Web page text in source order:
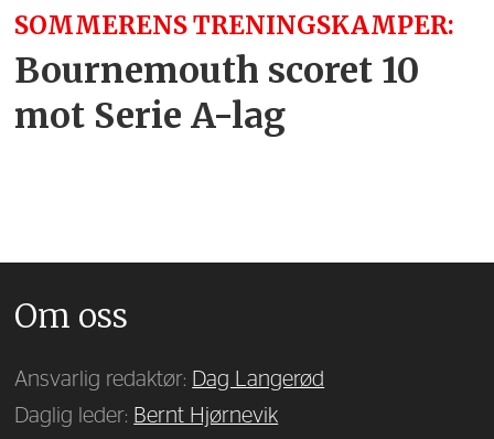
SOMMERENS TRENINGSKAMPER:
Bournemouth scoret 10
mot Serie A-lag
Om oss
Ansvarlig redaktør: Dag Langerød
Daglig leder: Bernt Hjørnevik